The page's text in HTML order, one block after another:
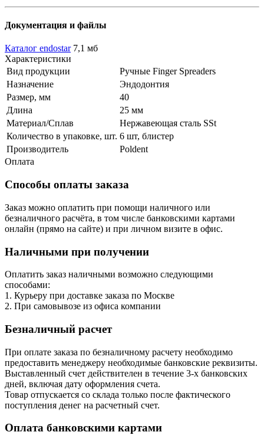
Документация и файлы
Каталог endostar 7,1 мб
Характеристики
Вид продукции
Ручные Finger Spreaders
Назначение
Эндодонтия
Размер, мм
40
Длина
25 мм
Материал/Сплав
Нержавеющая сталь SSt
Количество в упаковке, шт. 6 шт, блистер
Производитель
Poldent
Оплата
Способы оплаты заказа
Заказ можно оплатить при помощи наличного или
безналичного расчёта, в том числе банковскими картами
онлайн (прямо на сайте) и при личном визите в офис.
Наличными при получении
Оплатить заказ наличными возможно следующими
способами:
1. Курьеру при доставке заказа по Москве
2. При самовывозе из офиса компании
Безналичный расчет
При оплате заказа по безналичному расчету необходимо
предоставить менеджеру необходимые банковские реквизиты.
Выставленный счет действителен в течение 3-х банковских
дней, включая дату оформления cчета.
Товар отпускается со склада только после фактического
поступления денег на расчетный счет.
Оплата банковскими картами